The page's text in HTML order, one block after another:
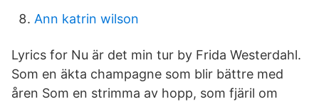
Ann katrin wilson
Lyrics for Nu är det min tur by Frida Westerdahl.
Som en äkta champagne som blir bättre med
åren Som en strimma av hopp, som fjäril om